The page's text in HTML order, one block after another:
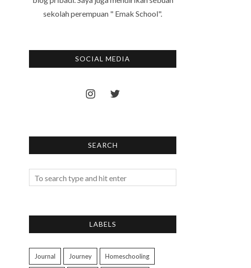
sekolah perempuan " Emak School".
SOCIAL MEDIA
SEARCH
LABELS
Journal Journey Homeschooling